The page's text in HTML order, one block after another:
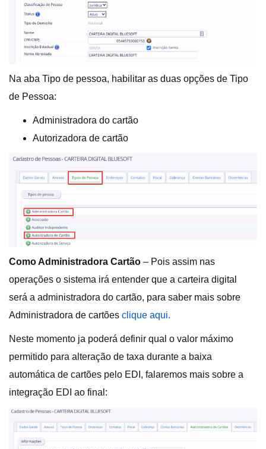
Na aba Tipo de pessoa, habilitar as duas opções de Tipo
de Pessoa:
Administradora do cartão
Autorizadora de cartão
Como Administradora Cartão – Pois assim nas
operações o sistema irá entender que a carteira digital
será a administradora do cartão, para saber mais sobre
Administradora de cartões clique aqui.
Neste momento ja poderá definir qual o valor máximo
permitido para alteração de taxa durante a baixa
automática de cartões pelo EDI, falaremos mais sobre a
integração EDI ao final: